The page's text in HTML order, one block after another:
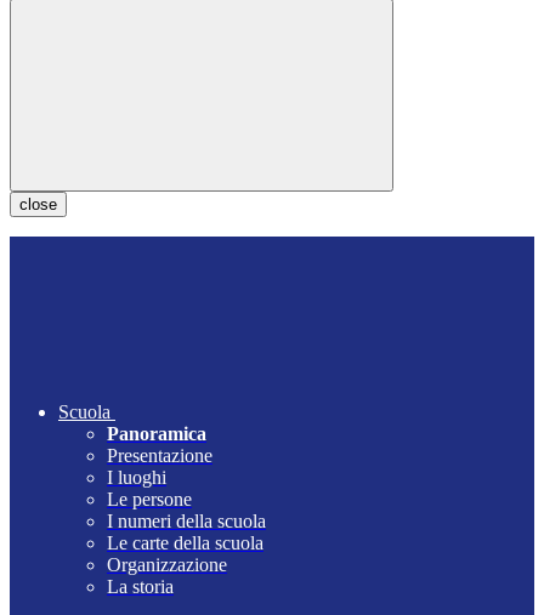
close
Scuola
Panoramica
Presentazione
I luoghi
Le persone
I numeri della scuola
Le carte della scuola
Organizzazione
La storia